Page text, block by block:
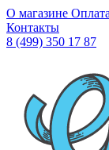
О магазине Оплата
Контакты
8 (499) 350 17 87